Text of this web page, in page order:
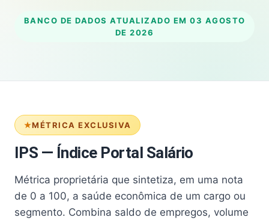
BANCO DE DADOS ATUALIZADO EM 03 AGOSTO
DE 2026
MÉTRICA EXCLUSIVA
IPS — Índice Portal Salário
Métrica proprietária que sintetiza, em uma nota
de 0 a 100, a saúde econômica de um cargo ou
segmento. Combina saldo de empregos, volume